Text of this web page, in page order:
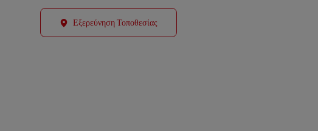
Εξερεύνηση Τοποθεσίας